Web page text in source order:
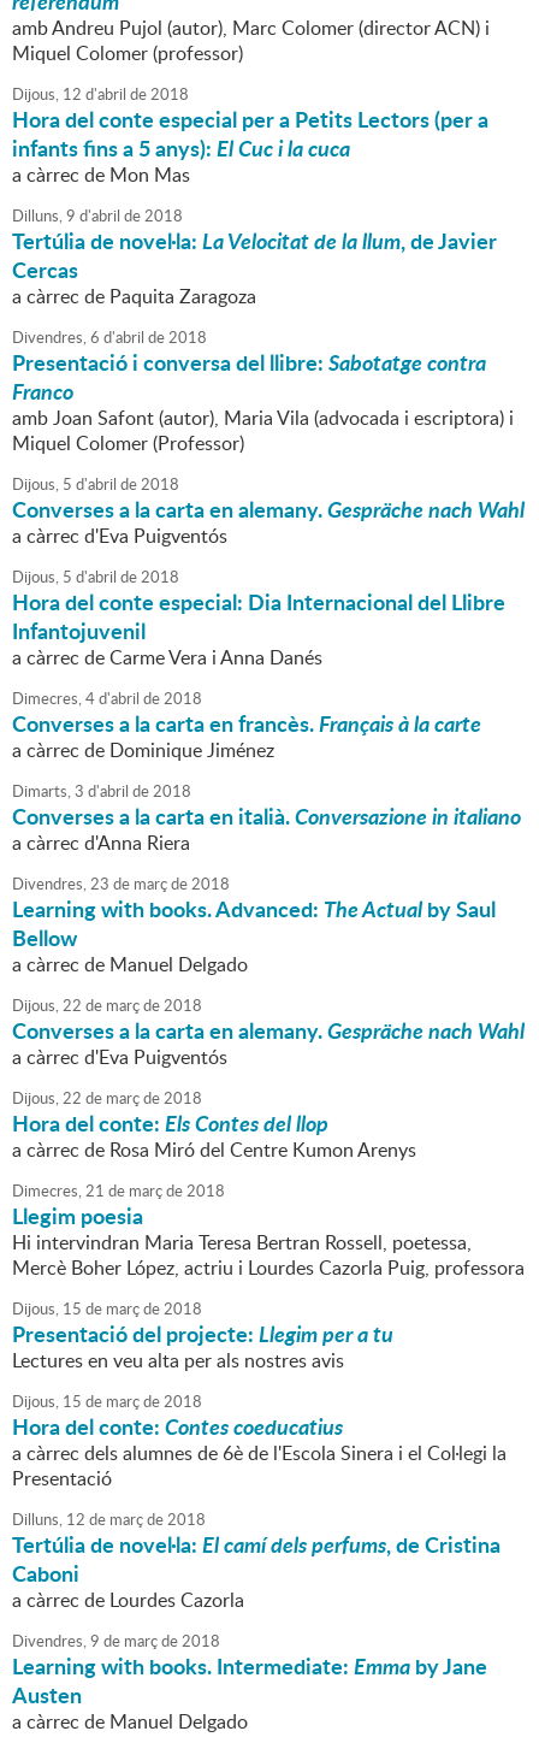
amb Andreu Pujol (autor), Marc Colomer (director ACN) i
Miquel Colomer (professor)
Dijous, 12 d'abril de2018
Hora del conte especial per a Petits Lectors (per a
infants fins a 5 anys):El Cuc i la cuca
a càrrec de Mon Mas
Dilluns,9 d'abril de2018
Tertúlia de novel·la:La Velocitat de la llum, de Javier
Cercas
a càrrec de Paquita Zaragoza
Divendres,6 d'abril de2018
Presentació i conversa del llibre:Sabotatge contra
Franco
amb Joan Safont (autor), Maria Vila (advocada i escriptora) i
Miquel Colomer (Professor)
Dijous, 5 d'abril de2018
Converses a la carta en alemany.Gespräche nach Wahl
a càrrec d'Eva Puigventós
Dijous, 5 d'abril de2018
Hora del conte especial: Dia Internacional del Llibre
Infantojuvenil
a càrrec de Carme Vera i Anna Danés
Dimecres,4d'abril de2018
Converses a la carta en francès.Français à la carte
a càrrec de Dominique Jiménez
Dimarts,3 d'abril de2018
Converses a la carta en italià.Conversazione in italiano
a càrrec d'Anna Riera
Divendres,23 de marçde2018
Learning with books. Advanced: The Actualby Saul
Bellow
a càrrec de Manuel Delgado
Dijous,22 de marçde2018
Converses a la carta en alemany.Gespräche nach Wahl
a càrrec d'Eva Puigventós
Dijous,22 de marçde2018
Hora del conte:Els Contes del llop
a càrrec de Rosa Miró del Centre Kumon Arenys
Dimecres,21 de marçde2018
Llegim poesia
Hi intervindran Maria Teresa Bertran Rossell, poetessa,
Mercè Boher López, actriu i Lourdes Cazorla Puig, professora
Dijous, 15 de marçde2018
Presentació del projecte:Llegim per a tu
Lectures en veu alta per als nostres avis
Dijous, 15 de marçde2018
Hora del conte:Contes coeducatius
a càrrec dels alumnes de 6è de l'Escola Sinera i el Col·legi la
Presentació
Dilluns, 12 de marçde2018
Tertúlia de novel·la:El camí dels perfums, de Cristina
Caboni
a càrrec de Lourdes Cazorla
Divendres,9 de marçde2018
Learning with books. Intermediate:Emmaby Jane
Austen
a càrrec de Manuel Delgado